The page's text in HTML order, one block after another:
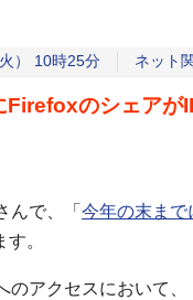
） 10時25分 ネット
Firefoxのシェアが
んで、「 今年の末まで
。
のアクセスにおいて